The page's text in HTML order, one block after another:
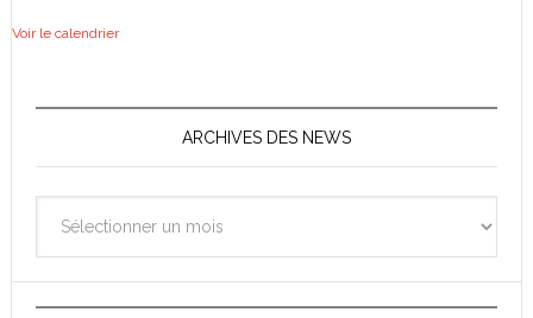
Voir le calendrier
ARCHIVES DES NEWS
des
News